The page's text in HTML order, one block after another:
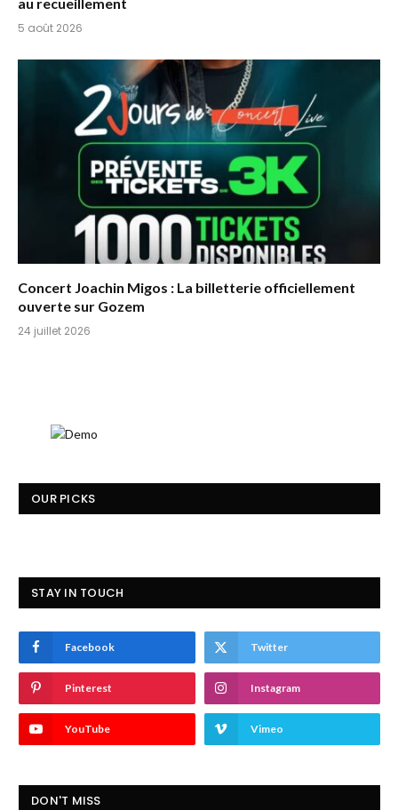
au recueillement
5 août 2026
Concert Joachin Migos : La billetterie officiellement
ouverte sur Gozem
24 juillet 2026
OUR PICKS
STAY IN TOUCH
Facebook Twitter
Pinterest Instagram
YouTube Vimeo
DON'T MISS